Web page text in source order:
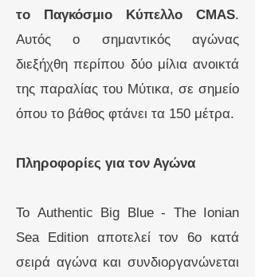
το Παγκόσμιο Κύπελλο CMAS.
Αυτός ο σημαντικός αγώνας
διεξήχθη περίπου δύο μίλια ανοικτά
της παραλίας του Μύτικα, σε σημείο
όπου το βάθος φτάνει τα 150 μέτρα.
Πληροφορίες για τον Αγώνα
Το Authentic Big Blue - The Ionian
Sea Edition αποτελεί τον 6ο κατά
σειρά αγώνα και συνδιοργανώνεται